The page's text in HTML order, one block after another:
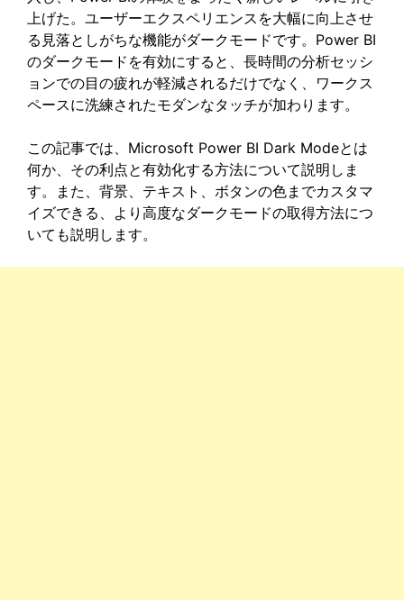
上げた。ユーザーエクスペリエンスを大幅に向上させ
る見落としがちな機能がダークモードです。Power BI
のダークモードを有効にすると、長時間の分析セッシ
ョンでの目の疲れが軽減されるだけでなく、ワークス
ペースに洗練されたモダンなタッチが加わります。
この記事では、Microsoft Power BI Dark Modeとは
何か、その利点と有効化する方法について説明しま
す。また、背景、テキスト、ボタンの色までカスタマ
イズできる、より高度なダークモードの取得方法につ
いても説明します。